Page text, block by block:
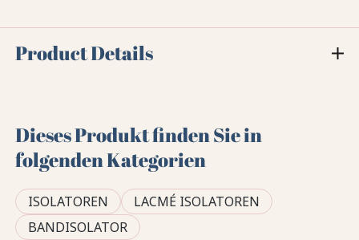
Product Details
Dieses Produkt finden Sie in
folgenden Kategorien
ISOLATOREN
LACMÉ ISOLATOREN
BANDISOLATOR